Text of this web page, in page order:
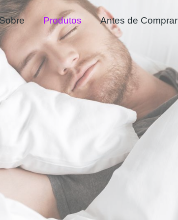
Produtos Antes de Comprar